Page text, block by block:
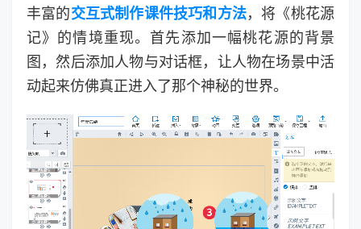
丰富的交互式制作课件技巧和方法，将《桃花源
记》的情境重现。首先添加一幅桃花源的背景
图，然后添加人物与对话框，让人物在场景中活
动起来仿佛真正进入了那个神秘的世界。